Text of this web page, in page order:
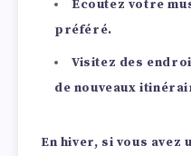
Écoutez votre
préféré.
Visitez des
de nouveaux
En hiver, si vous avez